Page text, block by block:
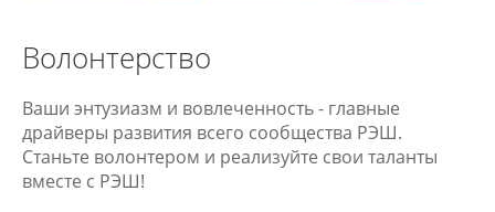
Волонтерство
Ваши энтузиазм и вовлеченность - главные
драйверы развития всего сообщества РЭШ.
Станьте волонтером и реализуйте свои таланты
вместе с РЭШ!